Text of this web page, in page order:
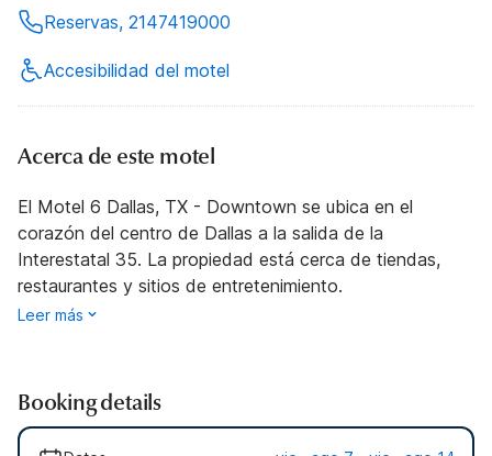
Reservas, 2147419000
Accesibilidad del motel
Acerca de este motel
El Motel 6 Dallas, TX - Downtown se ubica en el
corazón del centro de Dallas a la salida de la
Interestatal 35. La propiedad está cerca de tiendas,
restaurantes y sitios de entretenimiento.
Leer más
Booking details